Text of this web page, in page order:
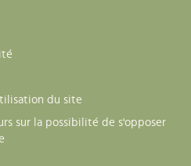
du site
sur la possibilité de s'opposer